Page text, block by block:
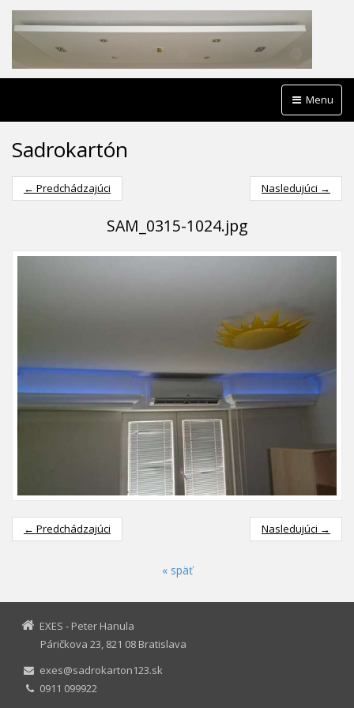
Menu
Sadrokartón
← Predchádzajúci Nasledujúci →
SAM_0315-1024.jpg
← Predchádzajúci Nasledujúci →
« späť
EXES - Peter Hanula
Páričkova 23, 821 08 Bratislava
exes@sadrokarton123.sk
0911 099922